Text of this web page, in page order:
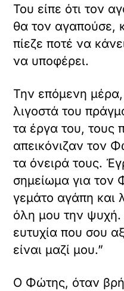
Του είπε ότι τον
θα τον αγαπούσε,
πίεζε ποτέ να
να υποφέρει.
Την επόμενη
λιγοστά του
τα έργα του, τους
απεικόνιζαν τον
τα όνειρά τους.
σημείωμα για τον
γεμάτο αγάπη και
όλη μου την ψυχή.
ευτυχία που σου
είναι μαζί μου.”
Ο Φώτης, όταν